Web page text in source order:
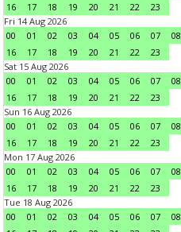
16
17 18 19 20 21 22
23
Fri 14 Aug 2026
00
01 02 03 04 05 06 07 08
16
17 18 19 20 21 22
23
Sat 15 Aug 2026
00
01 02 03 04 05 06 07 08
16
17 18 19 20 21 22
23
Sun 16 Aug 2026
00
01 02 03 04 05 06 07 08
16
17 18 19 20 21 22
23
Mon 17 Aug 2026
00
01 02 03 04 05 06 07 08
16
17 18 19 20 21 22
23
Tue 18 Aug 2026
00
01 02 03 04 05 06 07 08